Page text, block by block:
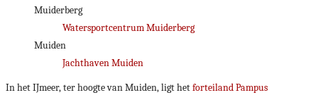
Muiderberg
Watersportcentrum Muiderberg
Muiden
Jachthaven Muiden
In het IJmeer, ter hoogte van Muiden, ligt hetforteiland Pampus